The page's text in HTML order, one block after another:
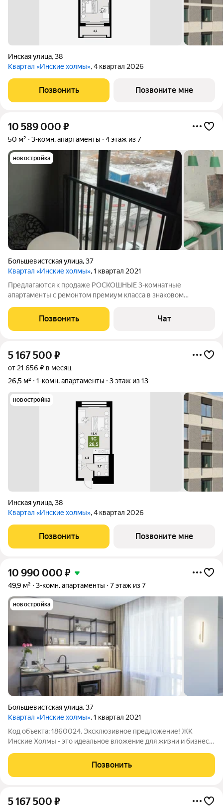
Инская улица,38
Квартал «Инские холмы», 4 квартал 2026
Позвонить Позвоните мне
10 589 000 ₽
50 м² 3-комн. апартаменты 4 этаж из 7
новостройка
Большевистская улица,37
Квартал «Инские холмы», 1 квартал 2021
Предлагаются к продаже РОСКОШНЫЕ 3-комнатные
апартаменты с ремонтом премиум класса в знаковом
проект, дорогие материалы, встроенная кухня, комфортный
санузел. Все продумано до мелочей. Простор и
Позвонить Чат
5 167 500 ₽
от 21 656 ₽ в месяц
26,5 м²
1-комн. апартаменты 3 этаж из 13
новостройка
Инская улица,38
Квартал «Инские холмы», 4 квартал 2026
Позвонить Позвоните мне
10 990 000 ₽
49,9 м² 3-комн. апартаменты 7 этаж из 7
новостройка
Большевистская улица,37
Квартал «Инские холмы», 1 квартал 2021
Код объекта: 1860024. Эксклюзивное предложение! ЖК
Инские Холмы - это идеальное вложение для жизни и бизнеса!
комфopтнoго пpoживaния, номеpoв-студий. Каждый номер
оборудован современной мебелью
Позвонить
5 167 500 ₽